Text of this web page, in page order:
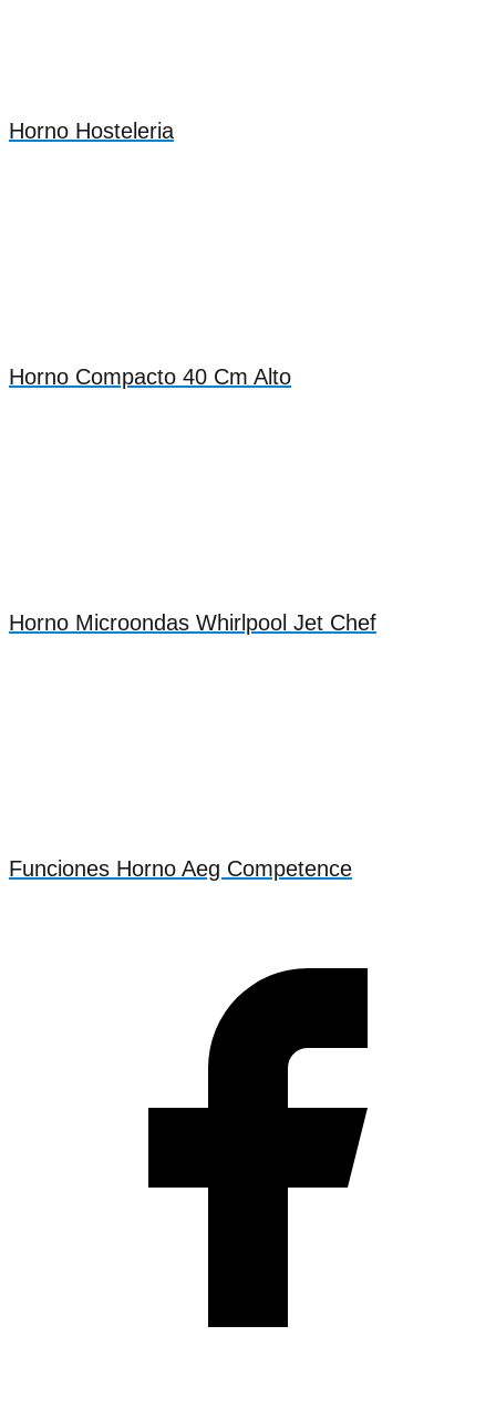
Horno Hosteleria
Horno Compacto 40 Cm Alto
Horno Microondas Whirlpool Jet Chef
Funciones Horno Aeg Competence